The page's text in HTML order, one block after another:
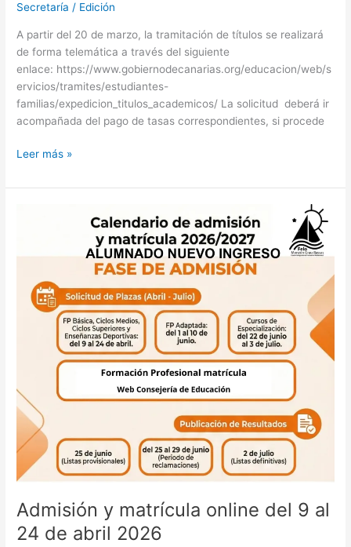
Secretaría / Edición
A partir del 20 de marzo, la tramitación de títulos se realizará
de forma telemática a través del siguiente
enlace: https://www.gobiernodecanarias.org/educacion/web/s
ervicios/tramites/estudiantes-
familias/expedicion_titulos_academicos/ La solicitud deberá ir
acompañada del pago de tasas correspondientes, si procede
Leer más »
Admisión y matrícula online del 9 al
24 de abril 2026